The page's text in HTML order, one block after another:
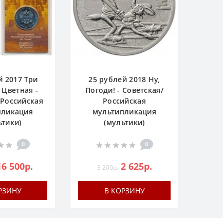
2017 Три
-
0
500р.
25 рублей 2018 Ну,
Погоди! - Советская/
Российская
мультипликация
(мультики)
0
3 200р. 2 625р.
В КОРЗИНУ